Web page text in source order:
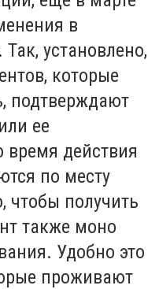
в
установлено,
которые
подтверждают
ее
время действия
по месту
чтобы получить
также моно
Удобно это
проживают